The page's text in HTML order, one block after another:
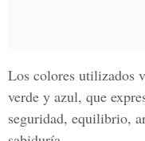
Los colores utilizados
verde y azul, que
seguridad, equilibrio,